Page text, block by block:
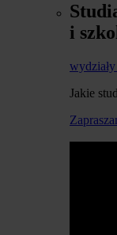
i
Jakie